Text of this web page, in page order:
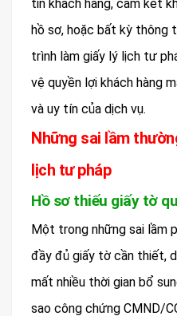
tin khách hàng, cam kết
hồ sơ, hoặc bất kỳ thông
trình làm giấy lý lịch tư
vệ quyền lợi khách hàng
và uy tín của dịch vụ.
Những sai lầm
lịch tư pháp
Hồ sơ thiếu giấy tờ
Một trong những sai lầm
đầy đủ giấy tờ cần thiết,
mất nhiều thời gian bổ
sao công chứng CMND/